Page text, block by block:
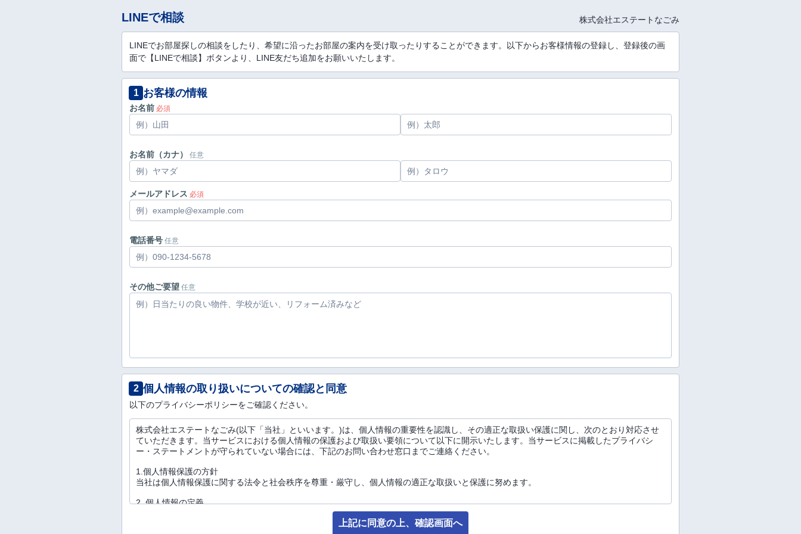
LINEで相談 株式会社エステートなごみ
LINEでお部屋探しの相談をしたり、希望に沿ったお部屋の案内を受け取ったりすることができます。以下からお客様情報の登録し、登録後の画
面で【LINEで相談】ボタンより、LINE友だち追加をお願いいたします。
1 お客様の情報
お名前 必須
お名前（カナ） 任意
メールアドレス 必須
電話番号 任意
その他ご要望 任意
2 個人情報の取り扱いについての確認と同意
以下のプライバシーポリシーをご確認ください。
株式会社エステートなごみ(以下「当社」といいます。)は、個人情報の重要性を認識し、その適正な取扱い保護に関し、次のとおり対応させ
ていただきます。当サービスにおける個人情報の保護および取扱い要領について以下に開示いたします。当サービスに掲載したプライバシ
ー・ステートメントが守られていない場合には、下記のお問い合わせ窓口までご連絡ください。
1.個人情報保護の方針
当社は個人情報保護に関する法令と社会秩序を尊重・厳守し、個人情報の適正な取扱いと保護に努めます。
2. 個人情報の定義
個人情報とは、お客様の氏名、生年月日、お電話番号、勤務先等の属性情報、E-Mailアドレス、ご住所、連帯保証人予定者の情報、その他お
客様から提供を受けた情報において、1つまたは複数を組み合わせることにより、お客様個人を特定することのできる情報をいいます。